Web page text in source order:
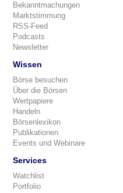
Bekanntmachungen
Marktstimmung
RSS-Feed
Podcasts
Newsletter
Wissen
Börse besuchen
Über die Börsen
Wertpapiere
Handeln
Börsenlexikon
Publikationen
Events und Webinare
Services
Watchlist
Portfolio